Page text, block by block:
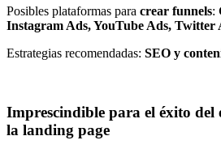
Posibles plataformas para crear funnels:
Instagram Ads, YouTube Ads,
Estrategias recomendadas: SEO y
Imprescindible para el éxito del
la landing page